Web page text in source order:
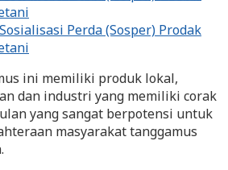
ini memiliki produk lokal,
dan industri yang memiliki corak
yang sangat berpotensi untuk
masyarakat tanggamus